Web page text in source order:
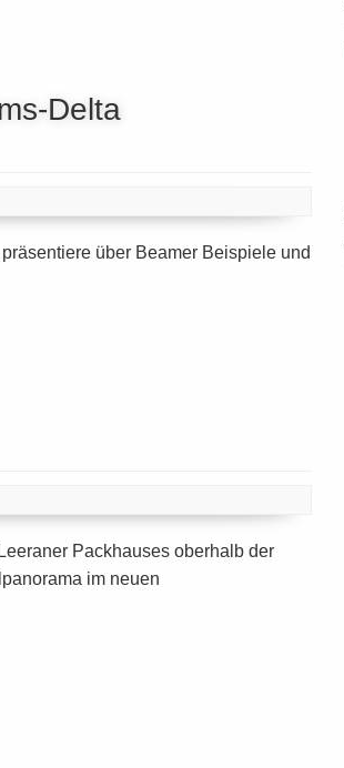
Delta
über Beamer Beispiele und
Packhauses oberhalb der
im neuen